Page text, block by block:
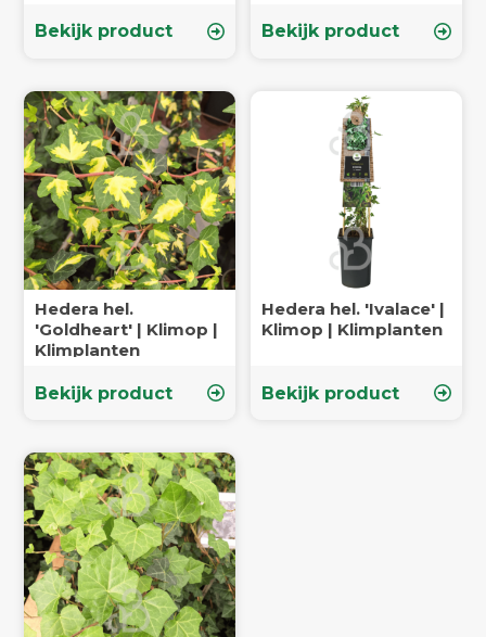
Bekijk product Bekijk product
Hedera hel.
'Goldheart' | Klimop |
Klimplanten
Bekijk product
Hedera hel. 'Ivalace' |
Klimop | Klimplanten
Bekijk product